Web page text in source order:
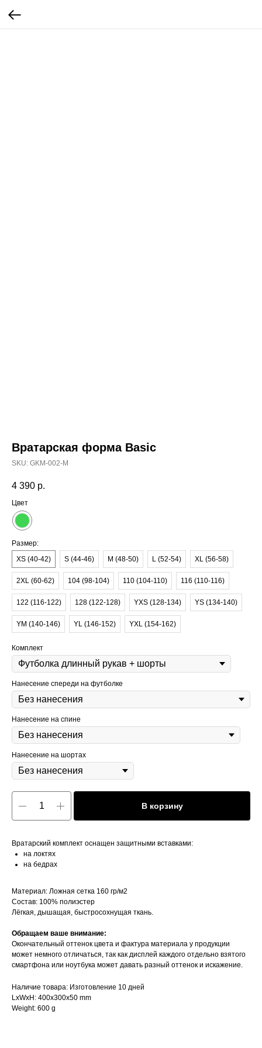
Вратарская форма Basic
SKU: GKM-002-M
4 390 р.
Цвет
Размер:
XS (40-42)
S (44-46) M (48-50) L (52-54) XL (56-58)
2XL (60-62) 104 (98-104) 110 (104-110) 116 (110-116)
122 (116-122) 128 (122-128) YXS (128-134) YS (134-140)
YM (140-146) YL (146-152) YXL (154-162)
Комплект
Нанесение спереди на футболке
Нанесение на спине
Нанесение на шортах
В корзину
Вратарский комплект оснащен защитными вставками:
на локтях
на бедрах
Материал: Ложная сетка 160 гр/м2
Состав: 100% полиэстер
Лёгкая, дышащая, быстросохнущая ткань.
Обращаем ваше внимание:
Окончательный оттенок цвета и фактура материала у продукции
может немного отличаться, так как дисплей каждого отдельно взятого
смартфона или ноутбука может давать разный оттенок и искажение.
Наличие товара: Изготовление 10 дней
LxWxH: 400x300x50 mm
Weight: 600 g